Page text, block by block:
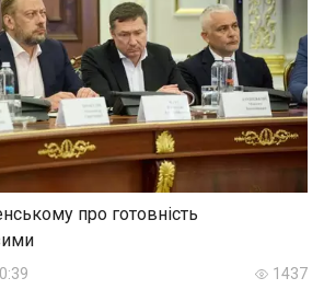
про готовність
1437